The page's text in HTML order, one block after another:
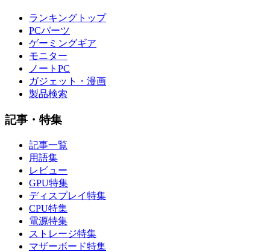
ランキングトップ
PCパーツ
ゲーミングギア
モニター
ノートPC
ガジェット・漫画
製品検索
記事・特集
記事一覧
用語集
レビュー
GPU特集
ディスプレイ特集
CPU特集
電源特集
ストレージ特集
マザーボード特集